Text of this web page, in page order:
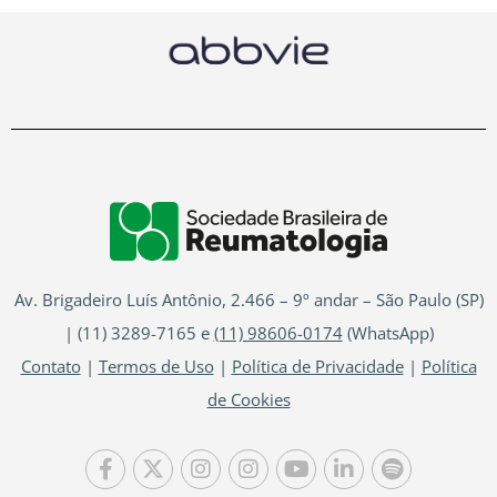
Av. Brigadeiro Luís Antônio, 2.466 – 9º andar – São Paulo (SP)
| (11) 3289-7165 e (11) 98606-0174(WhatsApp)
Contato| Termos de Uso| Política de Privacidade| Política
de Cookies